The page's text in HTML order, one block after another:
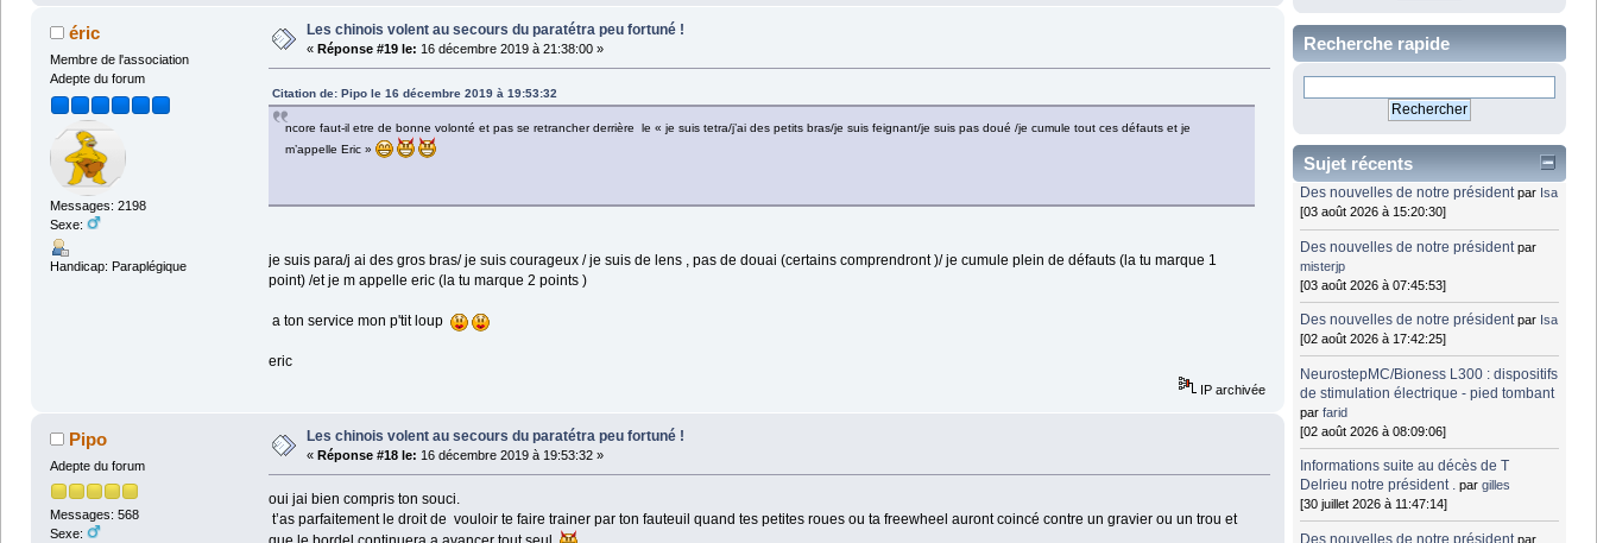
éric
Membre de l'association
Adepte du forum
Messages: 2198
Sexe:
Handicap: Paraplégique
Les chinois volent au secours du paratétra peu fortuné !
« Réponse #19 le: 16 décembre 2019 à 21:38:00 »
Citation de: Pipo le 16 décembre 2019 à 19:53:32
ncore faut-il etre de bonne volonté et pas se retrancher derrière le « je suis tetra/j’ai des petits bras/je suis feignant/je suis pas doué /je cumule tout ces défauts et je
m’appelle Eric »
je suis para/j ai des gros bras/ je suis courageux / je suis de lens , pas de douai (certains comprendront )/ je cumule plein de défauts (la tu marque 1
point) /et je m appelle eric (la tu marque 2 points )
a ton service mon p'tit loup
eric
IP archivée
Pipo
Adepte du forum
Messages: 568
Sexe:
Les chinois volent au secours du paratétra peu fortuné !
« Réponse #18 le: 16 décembre 2019 à 19:53:32 »
oui jai bien compris ton souci.
t’as parfaitement le droit de vouloir te faire trainer par ton fauteuil quand tes petites roues ou ta freewheel auront coincé contre un gravier ou un trou et
Recherche rapide
Sujet récents
Des nouvelles de notre président par Isa
[03 août 2026 à 15:20:30]
Des nouvelles de notre président par
misterjp
[03 août 2026 à 07:45:53]
Des nouvelles de notre président par Isa
[02 août 2026 à 17:42:25]
NeurostepMC/Bioness L300 : dispositifs
de stimulation électrique - pied tombant
parfarid
[02 août 2026 à 08:09:06]
Informations suite au décès de T
Delrieu notre président . pargilles
[30 juillet 2026 à 11:47:14]
Des nouvelles de notre président par